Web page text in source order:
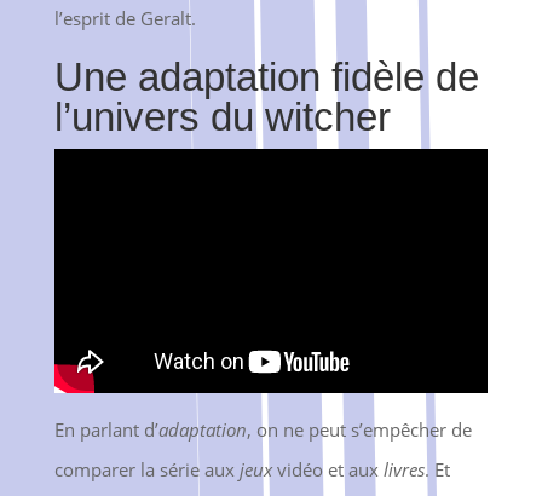
l’esprit de Geralt.
Une adaptation fidèle de
l’univers du witcher
En parlant d’adaptation, on ne peut s’empêcher de
comparer la série aux jeuxvidéo et aux livres. Et